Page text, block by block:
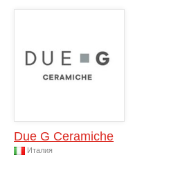
Due G Ceramiche
Италия